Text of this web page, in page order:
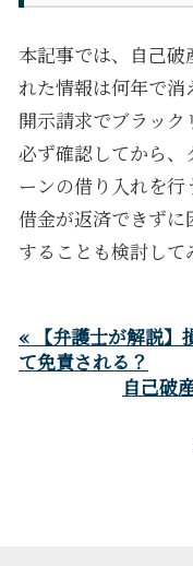
本記事では、自己
れた情報は何年で消
開示請求でブラッ
必ず確認してから、
ーンの借り入れを行
借金が返済できず
することも検討して
« 【弁護士が解説】
て免責される？
自己破